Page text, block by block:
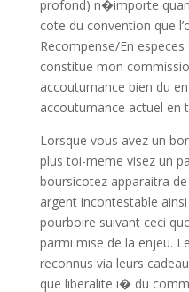
profond) n�importe
cote du convention que
Recompense/En
constitue mon
accoutumance bien du
accoutumance actuel en
Lorsque vous avez un
plus toi-meme visez un
boursicotez apparaitra
argent incontestable
pourboire suivant ceci
parmi mise de la enjeu.
reconnus via leurs
que liberalite i� du